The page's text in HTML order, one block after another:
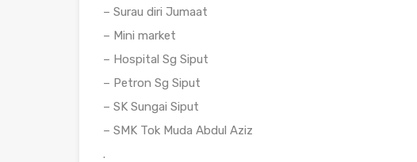
– Surau diri Jumaat
– Mini market
– Hospital Sg Siput
– Petron Sg Siput
– SK Sungai Siput
– SMK Tok Muda Abdul Aziz
.